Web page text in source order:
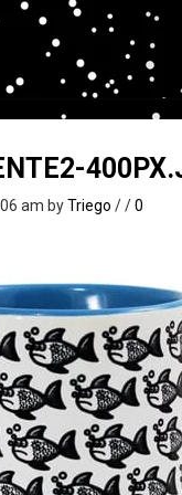
am byTriego //0